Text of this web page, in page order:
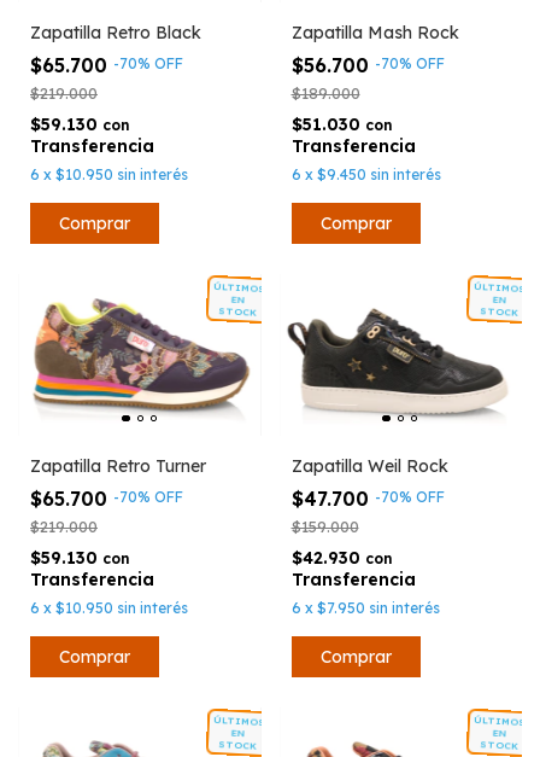
Zapatilla Retro Black
$65.700 -70% OFF
$219.000
$59.130 con
6 x $10.950 sin interés
Comprar
Zapatilla Mash Rock
$56.700 -70% OFF
$189.000
$51.030 con
6 x $9.450 sin interés
Comprar
ÚLTIMOS
EN
STOCK
Zapatilla Retro Turner
$65.700 -70% OFF
$219.000
$59.130 con
6 x $10.950 sin interés
Comprar
ÚLTIMOS
EN
STOCK
Zapatilla Weil Rock
$47.700 -70% OFF
$159.000
$42.930 con
6 x $7.950 sin interés
Comprar
ÚLTIMOS
EN
STOCK
ÚLTIMOS
EN
STOCK